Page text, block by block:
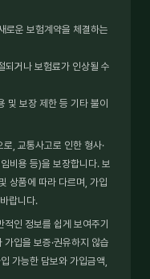
로운 보험계약을 체결하는
거나 보험료가 인상될 수
및 보장 제한 등 기타 불이
, 교통사고로 인한 형사·
비용 등)을 보장합니다. 보
상품에 따라 다르며, 가입
랍니다.
인 정보를 쉽게 보여주기
입을 보증·권유하지 않습
가능한 담보와 가입금액,